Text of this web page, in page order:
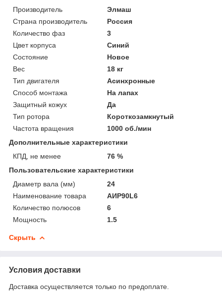
Производитель
Элмаш
Страна производитель
Россия
Количество фаз
3
Цвет корпуса
Синий
Состояние
Новое
Вес
18 кг
Тип двигателя
Асинхронные
Способ монтажа
На лапах
Защитный кожух
Да
Тип ротора
Короткозамкнутый
Частота вращения
1000 об./мин
Дополнительные характеристики
КПД, не менее
76 %
Пользовательские характеристики
Диаметр вала (мм)
24
Наименование товара
АИР90L6
Количество полюсов
6
Мощность
1.5
Скрыть
Условия доставки
Доставка осуществляется только по предоплате.